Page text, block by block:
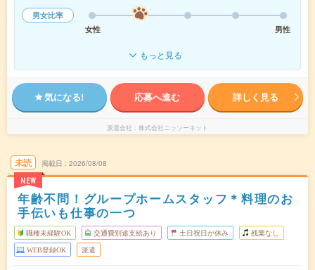
男女比率
女性
男性
もっと見る
気になる! 応募へ進む 詳しく見る
派遣会社 株式会社ニッソーネット
未読
NEW
掲載日 2026/08/08
年齢不問！グループホームスタッフ＊料理のお
手伝いも仕事の一つ
職種未経験OK 交通費別途支給あり 土日祝日が休み 残業なし
WEB登録OK 派遣